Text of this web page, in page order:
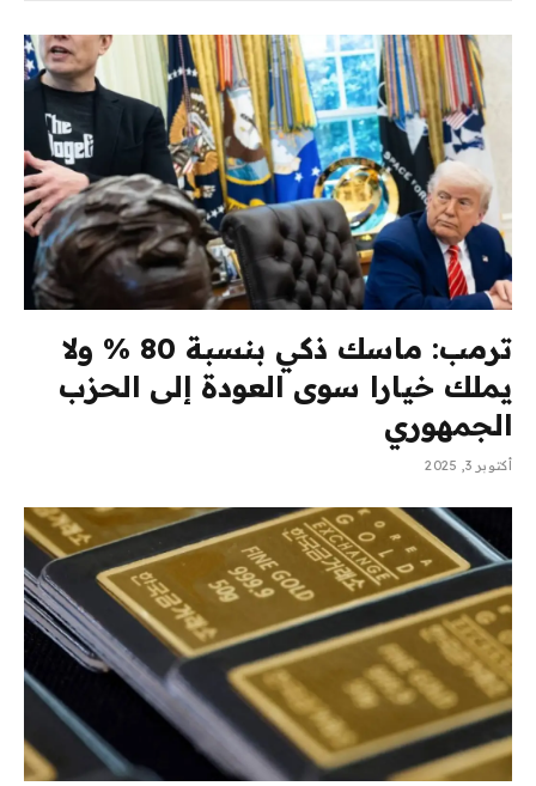
ترمب: ماسك ذكي بنسبة 80 % ولا
يملك خيارا سوى العودة إلى الحزب
الجمهوري
أكتوبر 3, 2025